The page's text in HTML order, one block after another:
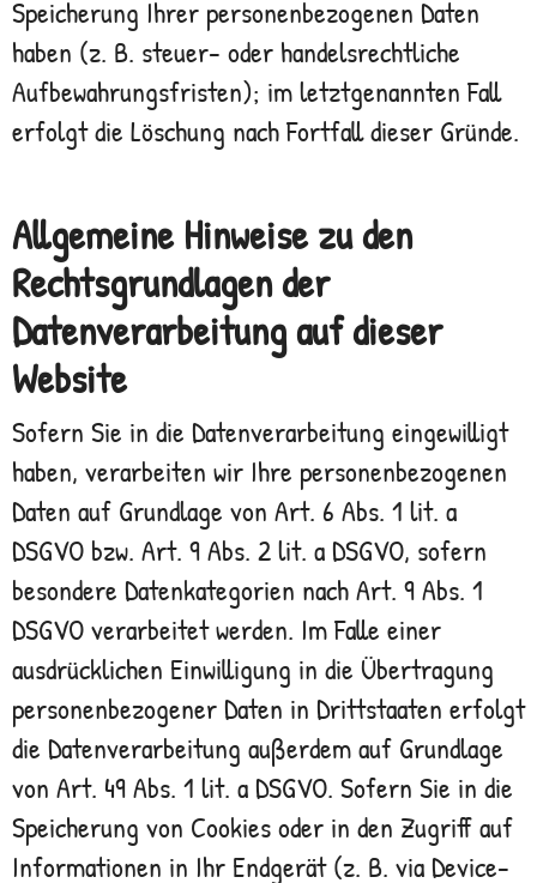
Speicherung Ihrer personenbezogenen Daten
haben (z. B. steuer- oder handelsrechtliche
Aufbewahrungsfristen); im letztgenannten Fall
erfolgt die Löschung nach Fortfall dieser Gründe.
Allgemeine Hinweise zu den
Rechtsgrundlagen der
Datenverarbeitung auf dieser
Website
Sofern Sie in die Datenverarbeitung eingewilligt
haben, verarbeiten wir Ihre personenbezogenen
Daten auf Grundlage von Art. 6 Abs. 1 lit. a
DSGVO bzw. Art. 9 Abs. 2 lit. a DSGVO, sofern
besondere Datenkategorien nach Art. 9 Abs. 1
DSGVO verarbeitet werden. Im Falle einer
ausdrücklichen Einwilligung in die Übertragung
personenbezogener Daten in Drittstaaten erfolgt
die Datenverarbeitung außerdem auf Grundlage
von Art. 49 Abs. 1 lit. a DSGVO. Sofern Sie in die
Speicherung von Cookies oder in den Zugriff auf
Informationen in Ihr Endgerät (z. B. via Device-